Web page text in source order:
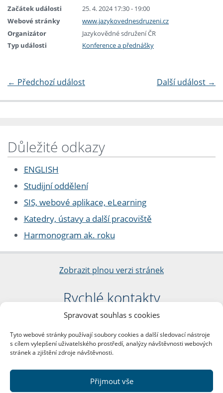
Spravovat souhlas s cookies
Tyto webové stránky používají soubory cookies a další sledovací nástroje
s cílem vylepšení uživatelského prostředí, analýzy návštěvnosti webových
stránek a zjištění zdroje návštěvnosti.
Přijmout vše
Začátek události
25. 4. 2024 17:30 - 19:00
Webové stránky
www.jazykovednesdruzeni.cz
Organizátor
Jazykovědné sdružení ČR
Typ události
Konference a přednášky
← Předchozí událost Další událost →
Důležité odkazy
ENGLISH
Studijní oddělení
SIS, webové aplikace, eLearning
Katedry, ústavy a další pracoviště
Harmonogram ak. roku
Zobrazit plnou verzi stránek
Rychlé kontakty
Filozofická fakulta
nám. Jana Palacha 1/2
116 38 Praha 1
DIČ: CZ00216208